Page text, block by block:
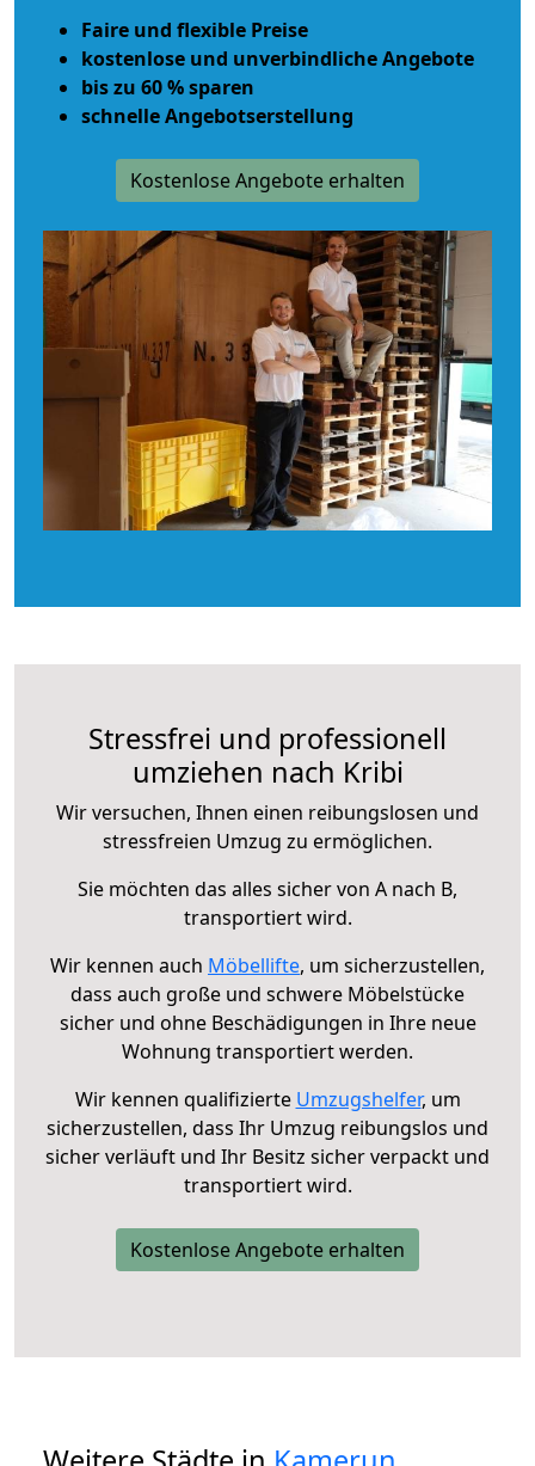
Faire und flexible Preise
kostenlose und unverbindliche Angebote
bis zu 60 % sparen
schnelle Angebotserstellung
Kostenlose Angebote erhalten
Stressfrei und professionell
umziehen nach Kribi
Wir versuchen, Ihnen einen reibungslosen und
stressfreien Umzug zu ermöglichen.
Sie möchten das alles sicher von A nach B,
transportiert wird.
Wir kennen auch Möbellifte, um sicherzustellen,
dass auch große und schwere Möbelstücke
sicher und ohne Beschädigungen in Ihre neue
Wohnung transportiert werden.
Wir kennen qualifizierte Umzugshelfer, um
sicherzustellen, dass Ihr Umzug reibungslos und
sicher verläuft und Ihr Besitz sicher verpackt und
transportiert wird.
Kostenlose Angebote erhalten